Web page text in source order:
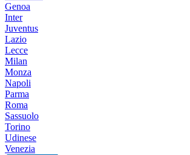
Genoa
Inter
Juventus
Lazio
Lecce
Milan
Monza
Napoli
Parma
Roma
Sassuolo
Torino
Udinese
Venezia